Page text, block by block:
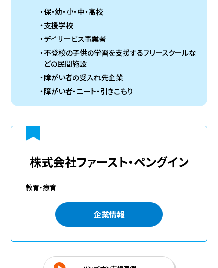
保・幼・小・中・高校
支援学校
デイサービス事業者
不登校の子供の学習を支援するフリースクールな
どの民間施設
障がい者の受入れ先企業
障がい者・ニート・引きこもり
株式会社ファースト・ペングイン
教育・療育
企業情報